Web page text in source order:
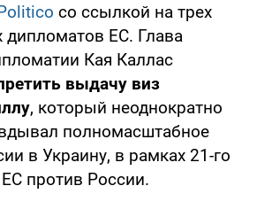
со ссылкой на трех
ЕС. Глава
Кая Каллас
выдачу виз
, который неоднократно
полномасштабное
в Украину, в рамках 21-го
против России.